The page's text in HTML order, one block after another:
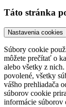
Táto stránka
Nastavenia cookies
Súbory cookie
môžete prečítať o
alebo všetky z
povolené, všetky
vášho prehliadača
súborov cookie
informácie súborov